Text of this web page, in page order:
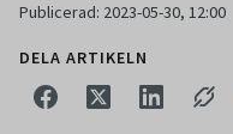
Publicerad: 2023-05-30, 12:00
DELA ARTIKELN